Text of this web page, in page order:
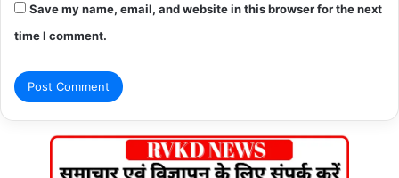
Save my name, email, and website in this browser for the next
time I comment.